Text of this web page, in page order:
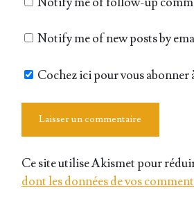
site
Notify me of new posts by
Cochez ici pour vous abonner
Ce site utilise Akismet pour
dont les données de vos